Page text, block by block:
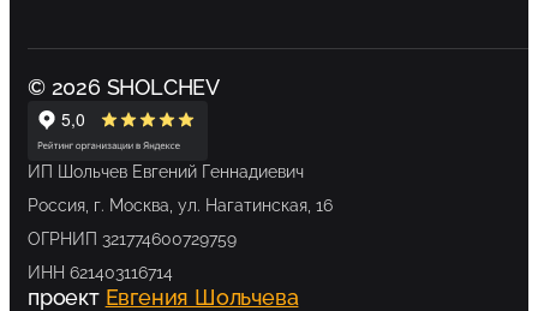
© 2026 SHOLCHEV
ИП Шольчев Евгений Геннадиевич
Россия, г. Москва, ул. Нагатинская, 16
ОГРНИП 321774600729759
ИНН 621403116714
проект Евгения Шольчева